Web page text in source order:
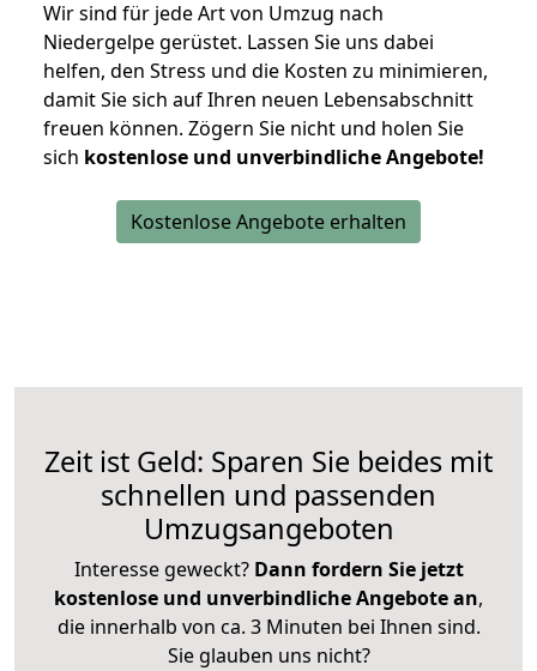
Wir sind für jede Art von Umzug nach
Niedergelpe gerüstet. Lassen Sie uns dabei
helfen, den Stress und die Kosten zu minimieren,
damit Sie sich auf Ihren neuen Lebensabschnitt
freuen können. Zögern Sie nicht und holen Sie
sich kostenlose und unverbindliche Angebote!
Kostenlose Angebote erhalten
Zeit ist Geld: Sparen Sie beides mit
schnellen und passenden
Umzugsangeboten
Interesse geweckt? Dann fordern Sie jetzt
kostenlose und unverbindliche Angebote an,
die innerhalb von ca. 3 Minuten bei Ihnen sind.
Sie glauben uns nicht?